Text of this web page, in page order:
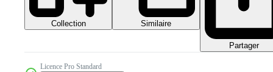
Collection Similaire
Partager
Licence Pro Standard